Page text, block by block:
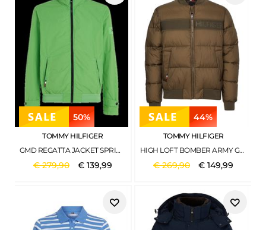
50%
TOMMY HILFIGER
GMD REGATTA JACKET SPRING LIME
€279,90 € 139,99
44%
TOMMY HILFIGER
HIGH LOFT BOMBER ARMY GREEN
€269,90 €149,99